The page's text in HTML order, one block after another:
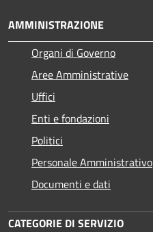
AMMINISTRAZIONE
Organi di Governo
Aree Amministrative
Uffici
Enti e fondazioni
Politici
Personale Amministrativo
Documenti e dati
CATEGORIE DI SERVIZIO